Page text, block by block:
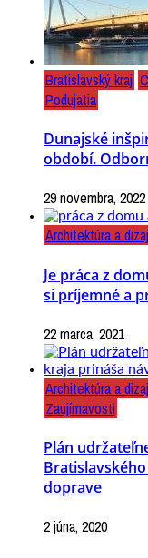
Bratislavský kraj
Podujatia
Dunajské
období.
29 novembra, 2022
Architektúra a
Je práca z
si príjemné a
22 marca, 2021
Architektúra a
Zaujímavosti
Plán
doprave
2 júna, 2020